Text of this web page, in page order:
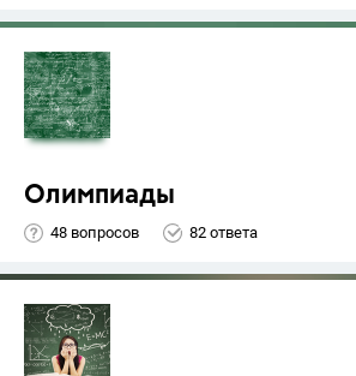
Олимпиады
48 вопросов 82 ответа